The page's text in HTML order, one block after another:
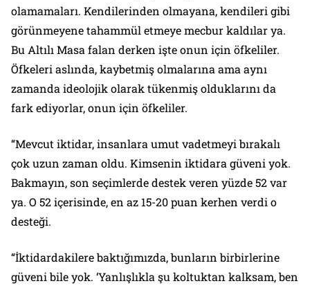
olamamaları. Kendilerinden olmayana, kendileri gibi
görünmeyene tahammül etmeye mecbur kaldılar ya.
Bu Altılı Masa falan derken işte onun için öfkeliler.
Öfkeleri aslında, kaybetmiş olmalarına ama aynı
zamanda ideolojik olarak tükenmiş olduklarını da
fark ediyorlar, onun için öfkeliler.
“Mevcut iktidar, insanlara umut vadetmeyi bırakalı
çok uzun zaman oldu. Kimsenin iktidara güveni yok.
Bakmayın, son seçimlerde destek veren yüzde 52 var
ya. O 52 içerisinde, en az 15-20 puan kerhen verdi o
desteği.
“İktidardakilere baktığımızda, bunların birbirlerine
güveni bile yok. ‘Yanlışlıkla şu koltuktan kalksam, ben